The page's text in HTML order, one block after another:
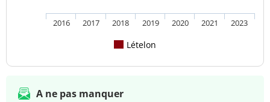
Lételon
2016 2017 2018 2019 2020 2021 2023
A ne pas manquer